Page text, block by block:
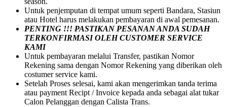
Untuk penjemputan di tempat umum seperti Bandara, Stasiun
atau Hotel harus melakukan pembayaran di awal pemesanan.
PENTING !!! PASTIKAN PESANAN ANDA SUDAH
TERKONFIRMASI OLEH CUSTOMER SERVICE
KAMI
Untuk pembayaran melalui Transfer, pastikan Nomor
Rekening sama dengan Nomor Rekening yang diberikan oleh
costumer service kami.
Setelah Proses selesai, kami akan mengerimkan tanda terima
atau payment Recipt / Invoice kepada anda sebagai alat tukar
Calon Pelanggan dengan Calista Trans.